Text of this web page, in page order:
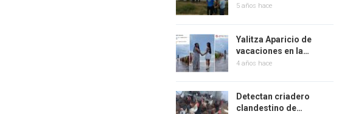
5 años hace
Yalitza Aparicio de
vacaciones en la…
4 años hace
Detectan criadero
clandestino de…